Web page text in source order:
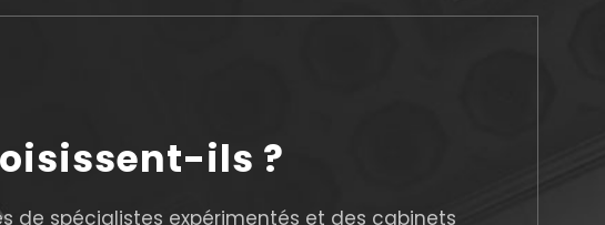
ils ?
de spécialistes expérimentés et des cabinets